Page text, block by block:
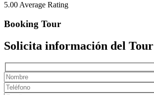
5.00 Average Rating
Booking Tour
Solicita información del Tour